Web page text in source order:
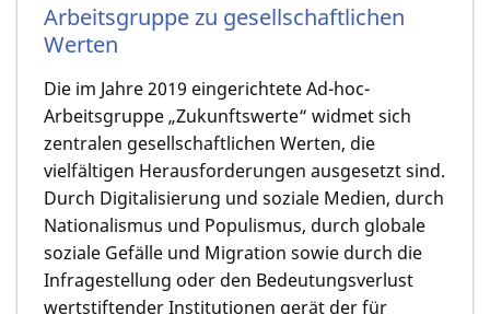
Arbeitsgruppe zu gesellschaftlichen
Werten
Die im Jahre 2019 eingerichtete Ad-hoc-
Arbeitsgruppe „Zukunftswerte“ widmet sich
zentralen gesellschaftlichen Werten, die
vielfältigen Herausforderungen ausgesetzt sind.
Durch Digitalisierung und soziale Medien, durch
Nationalismus und Populismus, durch globale
soziale Gefälle und Migration sowie durch die
Infragestellung oder den Bedeutungsverlust
wertstiftender Institutionen gerät der für